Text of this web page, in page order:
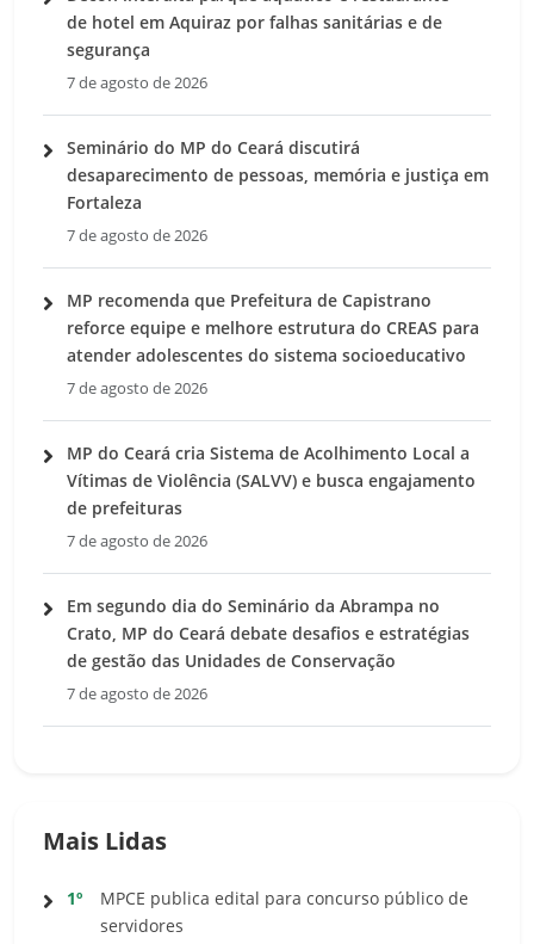
de hotel em Aquiraz por falhas sanitárias e de
segurança
7 de agosto de 2026
Seminário do MP do Ceará discutirá
desaparecimento de pessoas, memória e justiça em
Fortaleza
7 de agosto de 2026
MP recomenda que Prefeitura de Capistrano
reforce equipe e melhore estrutura do CREAS para
atender adolescentes do sistema socioeducativo
7 de agosto de 2026
MP do Ceará cria Sistema de Acolhimento Local a
Vítimas de Violência (SALVV) e busca engajamento
de prefeituras
7 de agosto de 2026
Em segundo dia do Seminário da Abrampa no
Crato, MP do Ceará debate desafios e estratégias
de gestão das Unidades de Conservação
7 de agosto de 2026
Mais Lidas
1º
MPCE publica edital para concurso público de
servidores